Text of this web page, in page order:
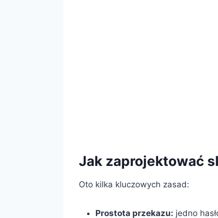
Jak zaprojektować
Oto kilka kluczowych zasad:
Prostota przekazu: jedno